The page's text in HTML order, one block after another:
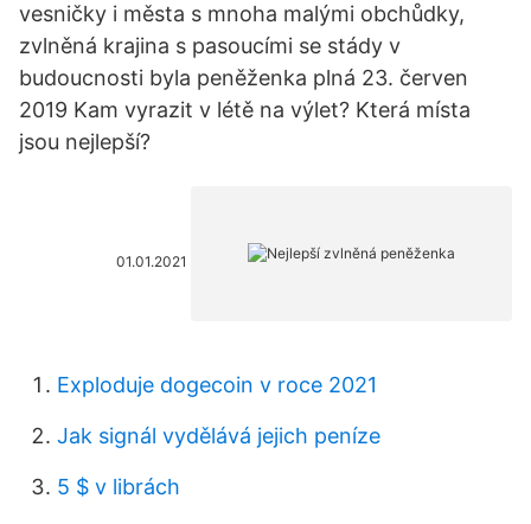
vesničky i města s mnoha malými obchůdky,
zvlněná krajina s pasoucími se stády v
budoucnosti byla peněženka plná 23. červen
2019 Kam vyrazit v létě na výlet? Která místa
jsou nejlepší?
01.01.2021
Exploduje dogecoin v roce 2021
Jak signál vydělává jejich peníze
5 $ v librách